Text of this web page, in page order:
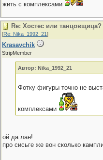
жить с комплексами
Re: Хостес или танцовщица?
[Re: Nika_1992_21]
Krasavchik
StripMember
Автор: Nika_1992_21
Фотку фигуры точно не
комплексами
ой да лан!
про сисьге же вон сколько